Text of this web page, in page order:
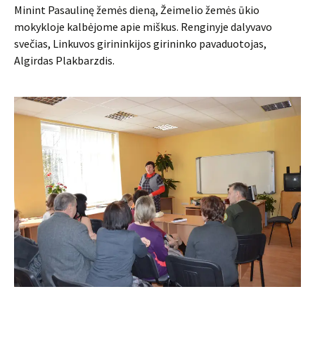
Minint Pasaulinę žemės dieną, Žeimelio žemės ūkio
mokykloje kalbėjome apie miškus. Renginyje dalyvavo
svečias, Linkuvos girininkijos girininko pavaduotojas,
Algirdas Plakbarzdis.